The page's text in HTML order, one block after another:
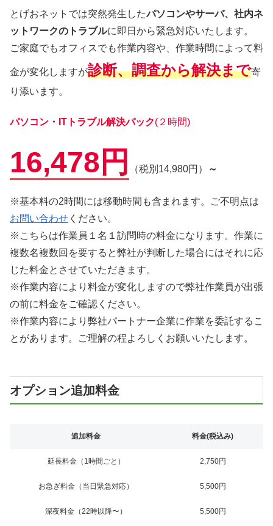
とげおネットでは突然発生したパソコンやサーバ、社内ネ
ットワークのトラブルに即日から緊急対応いたします。
ご家庭でもオフィスでも作業内容や、作業時間によって料
金が変化しますが診断、調査から解決まで寄
り添います。
パソコン・ITトラブル解決パック(２時間)
16,478円 （税別14,980円） ～
※基本料の2時間には移動時間も含まれます。ご不明点は
お問い合わせ ください。
※こちらは作業員１名１訪問時の料金になります。作業に
複数名複数回を要すると弊社が判断した場合にはそれに応
じた料金とさせていただきます。
※作業内容により料金が変化しますので弊社作業員が出張
の前に料金をご確認ください。
※作業内容により弊社パートナー企業に作業を委託するこ
とがあります。ご理解の程よろしくお願いいたします。
オプション追加料金
追加料金 料金(税込み)
延長料金（1時間ごと） 2,750円
お急ぎ料金（当日緊急対応） 5,500円
深夜料金（22時以降〜） 5,500円